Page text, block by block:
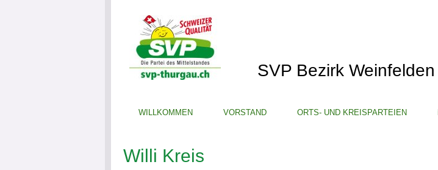
SVP Bezirk Weinfelden
WILLKOMMEN VORSTAND ORTS- UND KREISPARTEIEN
Willi Kreis